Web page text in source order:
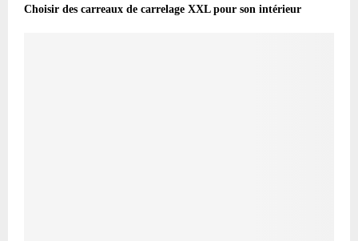
Choisir des carreaux de carrelage XXL pour son intérieur